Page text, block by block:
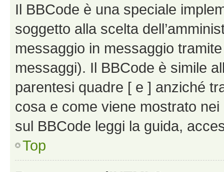
Il BBCode è una speciale
soggetto alla scelta
messaggio in messaggio
messaggi). Il BBCode è simile
parentesi quadre [ e ] anziché
cosa e come viene mostrato
sul BBCode leggi la guida,
Top